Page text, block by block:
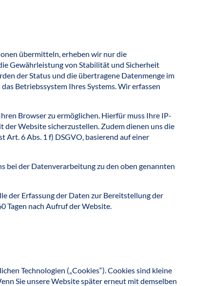
übermitteln, erheben wir nur die
Gewährleistung von Stabilität und Sicherheit
der Status und die übertragene Datenmenge im
Betriebssystem Ihres Systems. Wir erfassen
Browser zu ermöglichen. Hierfür muss Ihre IP-
Website sicherzustellen. Zudem dienen uns die
6 Abs. 1 f) DSGVO, basierend auf einer
der Datenverarbeitung zu den oben genannten
der Erfassung der Daten zur Bereitstellung der
Tagen nach Aufruf der Website.
Technologien („Cookies“). Cookies sind kleine
Sie unsere Website später erneut mit demselben